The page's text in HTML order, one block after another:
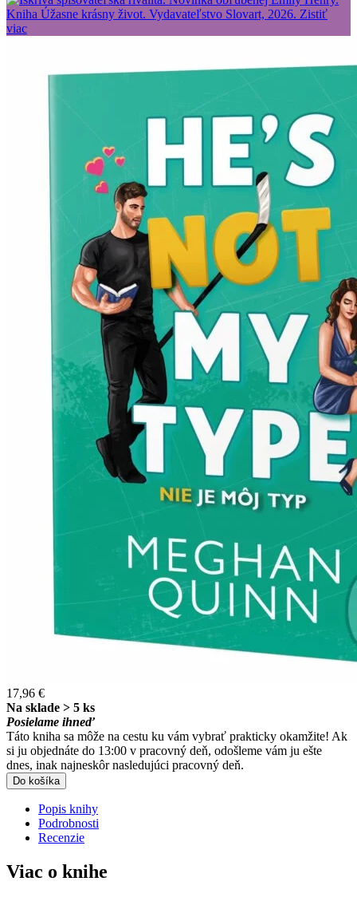
17,96 €
Na sklade > 5 ks
Posielame ihneď
Táto kniha sa môže na cestu ku vám vybrať prakticky okamžite! Ak
si ju objednáte do 13:00 v pracovný deň, odošleme vám ju ešte
dnes, inak najneskôr nasledujúci pracovný deň.
Do košíka
Popis knihy
Podrobnosti
Recenzie
Viac o knihe